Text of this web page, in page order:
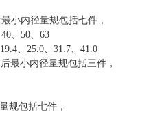
小内径量规包括七件，
、50、63
、25.0、31.7、41.0
最小内径量规包括三件，
规包括七件，